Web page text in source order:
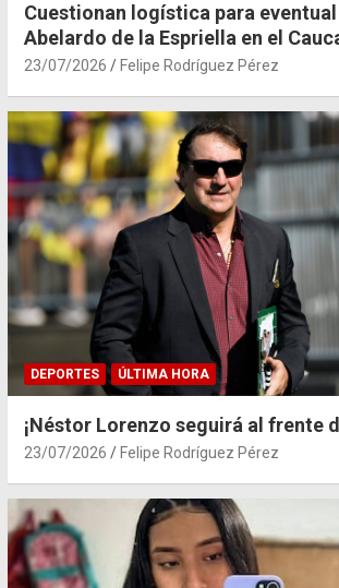
Cuestionan logística para
Abelardo de la Espriella en el
23/07/2026 Felipe Rodríguez Pérez
DEPORTES ÚLTIMA HORA
¡Néstor Lorenzo seguirá al frente
23/07/2026 Felipe Rodríguez Pérez